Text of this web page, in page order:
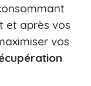
et après vos
vos